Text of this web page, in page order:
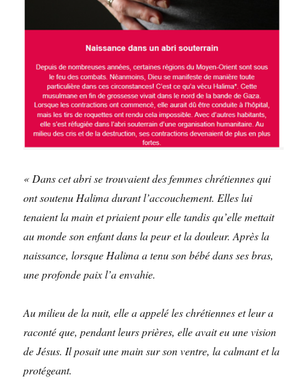
« Dans cet abri se trouvaient des femmes chrétiennes qui
ont soutenu Halima durant l’accouchement. Elles lui
tenaient la main et priaient pour elle tandis qu’elle mettait
au monde son enfant dans la peur et la douleur. Après la
naissance, lorsque Halima a tenu son bébé dans ses bras,
une profonde paix l’a envahie.
Au milieu de la nuit, elle a appelé les chrétiennes et leur a
raconté que, pendant leurs prières, elle avait eu une vision
de Jésus. Il posait une main sur son ventre, la calmant et la
protégeant.